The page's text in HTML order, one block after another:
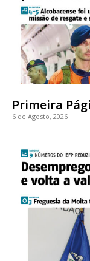
Faça-se assinante
Primeira
6 de Agosto, 2026